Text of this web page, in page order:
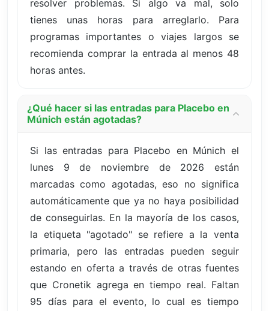
resolver problemas. Si algo va mal, solo
tienes unas horas para arreglarlo. Para
programas importantes o viajes largos se
recomienda comprar la entrada al menos 48
horas antes.
¿Qué hacer si las entradas para Placebo en
Múnich están agotadas?
Si las entradas para Placebo en Múnich el
lunes 9 de noviembre de 2026 están
marcadas como agotadas, eso no significa
automáticamente que ya no haya posibilidad
de conseguirlas. En la mayoría de los casos,
la etiqueta "agotado" se refiere a la venta
primaria, pero las entradas pueden seguir
estando en oferta a través de otras fuentes
que Cronetik agrega en tiempo real. Faltan
95 días para el evento, lo cual es tiempo